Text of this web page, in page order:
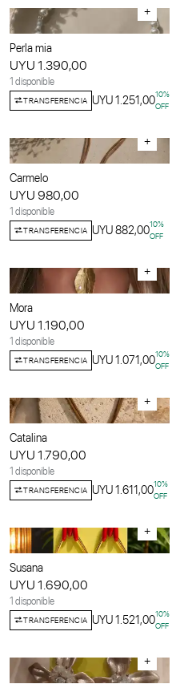
+
Perla mia
UYU 1.390,00
1 disponible
TRANSFERENCIA UYU 1.251,0010%
OFF
+
Carmelo
UYU 980,00
1 disponible
TRANSFERENCIA UYU 882,0010%
OFF
+
Mora
UYU 1.190,00
1 disponible
TRANSFERENCIA UYU 1.071,0010%
OFF
+
Catalina
UYU 1.790,00
1 disponible
TRANSFERENCIA UYU 1.611,0010%
OFF
+
Susana
UYU 1.690,00
1 disponible
TRANSFERENCIA UYU 1.521,0010%
OFF
+